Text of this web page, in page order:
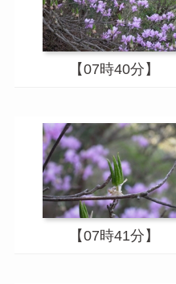
【07時40分】
【07時41分】